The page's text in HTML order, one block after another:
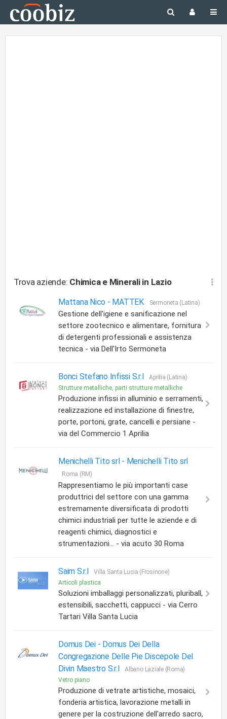
Trova aziende: Chimica e Minerali in Lazio
Mattana Nico - MATTEK Sermoneta (Latina)
Gestione dell'igiene e sanificazione nel
settore zootecnico e alimentare, fornitura
di detergenti professionali e assistenza
tecnica - via Dell'Irto Sermoneta
Bonci Stefano Infissi S.r.l
Aprilia (Latina)
Strutture metalliche, parti strutture metalliche
Produzione infissi in alluminio e serramenti,
realizzazione ed installazione di finestre,
porte, portoni, grate, cancelli e persiane -
via del Commercio 1 Aprilia
Menichelli Tito srl - Menichelli Tito srl
Roma (RM)
Rappresentiamo le più importanti case
produttrici del settore con una gamma
estremamente diversificata di prodotti
chimici industriali per tutte le aziende e di
reagenti chimici, diagnostici e
strumentazioni... - via acuto 30 Roma
Saim S.r.l
Villa Santa Lucia (Frosinone)
Articoli plastica
Soluzioni imballaggi personalizzati, pluriball,
estensibili, sacchetti, cappucci - via Cerro
Tartari Villa Santa Lucia
Domus Dei - Domus Dei Della
Congregazione Delle Pie Discepole Del
Divin Maestro S.r.l
Albano Laziale (Roma)
Vetro piano
Produzione di vetrate artistiche, mosaici,
fonderia artistica, lavorazione metalli in
genere per la costruzione dell'arredo sacro,